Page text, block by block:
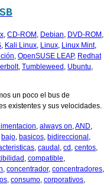
, CD-ROM , Debian, DVD-ROM ,
, Kali Linux, Linux, Linux Mint,
, OpenSUSE LEAP, Redhat
, Tumbleweed , Ubuntu,
un poco el bus de
existentes y sus velocidades.
, always on,AND,
bajo, basicos, bidireccional ,
, caudal , cd , centos,
, compatible,
, concentrador, concentradores,
, consumo, corporativos,